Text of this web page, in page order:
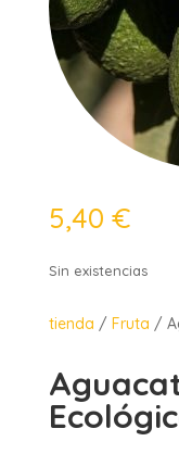
5,40 €
Sin existencias
tienda / Fruta /